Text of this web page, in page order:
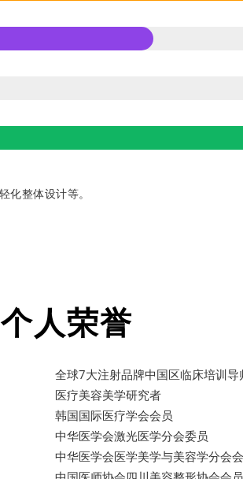
化整体设计等。
个人荣誉
全球7大注射品牌中国区临床培训导
医疗美容美学研究者
韩国国际医疗学会会员
中华医学会激光医学分会委员
中华医学会医学美学与美容学分会